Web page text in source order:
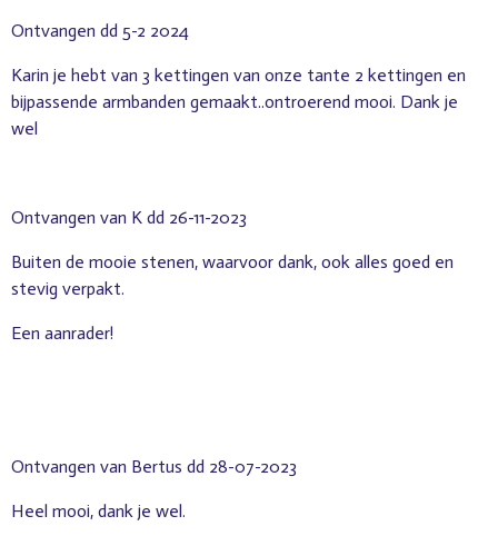
Ontvangen dd 5-2 2024
Karin je hebt van 3 kettingen van onze tante 2 kettingen en
bijpassende armbanden gemaakt..ontroerend mooi. Dank je
wel
Ontvangen van K dd 26-11-2023
Buiten de mooie stenen, waarvoor dank, ook alles goed en
stevig verpakt.
Een aanrader!
Ontvangen van Bertus dd 28-07-2023
Heel mooi, dank je wel.